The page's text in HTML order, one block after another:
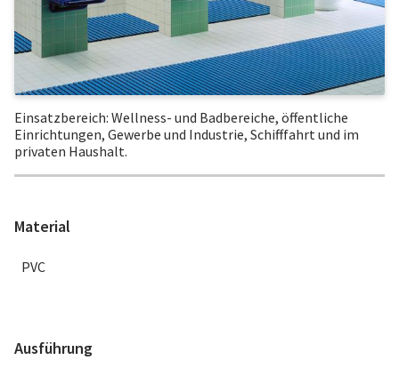
Einsatzbereich: Wellness- und Badbereiche, öffentliche
Einrichtungen, Gewerbe und Industrie, Schifffahrt und im
privaten Haushalt.
Material
PVC
Ausführung